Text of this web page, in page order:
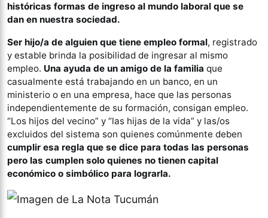
históricas formas de ingreso al mundo laboral que se
dan en nuestra sociedad.
Ser hijo/a de alguien que tiene empleo formal, registrado
y estable brinda la posibilidad de ingresar al mismo
empleo. Una ayuda de un amigo de la familia que
casualmente está trabajando en un banco, en un
ministerio o en una empresa, hace que las personas
independientemente de su formación, consigan empleo.
“Los hijos del vecino” y “las hijas de la vida” y las/os
excluidos del sistema son quienes comúnmente deben
cumplir esa regla que se dice para todas las personas
pero las cumplen solo quienes no tienen capital
económico o simbólico para lograrla.